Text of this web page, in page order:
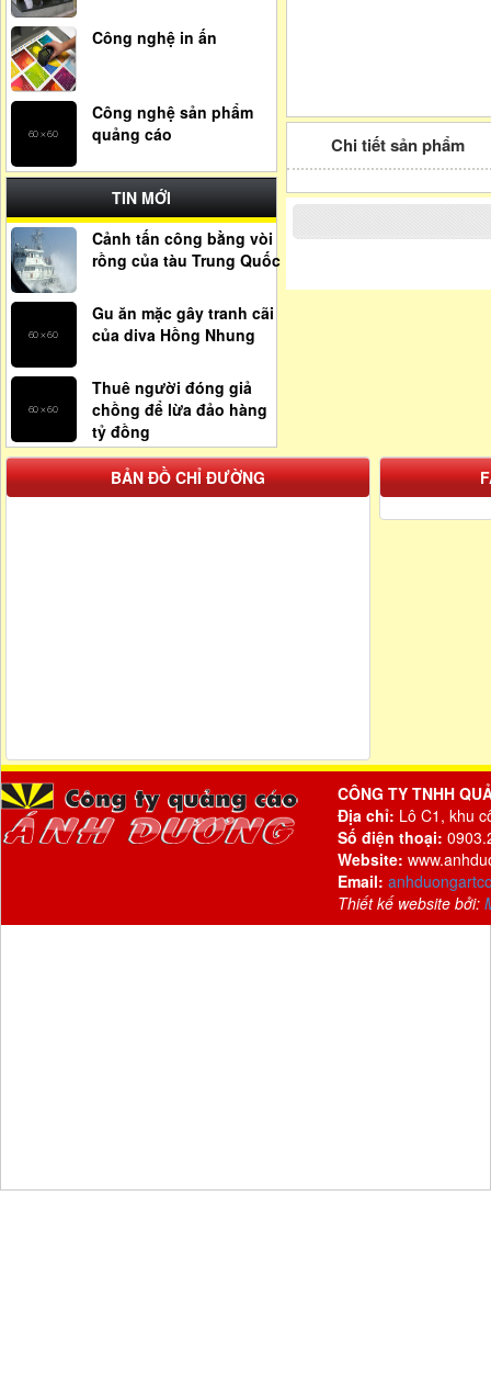
Công nghệ in ấn
Công nghệ sản phẩm
quảng cáo
TIN MỚI
Cảnh tấn công bằng vòi
rồng của tàu Trung Quốc
Gu ăn mặc gây tranh cãi
của diva Hồng Nhung
Thuê người đóng giả
chồng để lừa đảo hàng
tỷ đồng
Chi tiết sản phẩm
BẢN ĐỒ CHỈ ĐƯỜNG
CÔNG TY TNHH
Địa chỉ: Lô C1, khu
Số điện thoại:
Website:
Email:
Thiết kế website bởi: